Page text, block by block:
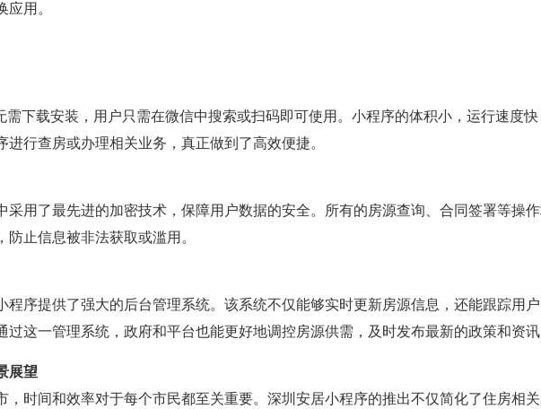
用。
需下载安装，用户只需在微信中搜索或扫码即可使用。小程序的体积小，运行速度
行查房或办理相关业务，真正做到了高效便捷。
采用了最先进的加密技术，保障用户数据的安全。所有的房源查询、合同签署等操
止信息被非法获取或滥用。
程序提供了强大的后台管理系统。该系统不仅能够实时更新房源信息，还能跟踪用
这一管理系统，政府和平台也能更好地调控房源供需，及时发布最新的政策和资讯
展望
，时间和效率对于每个市民都至关重要。深圳安居小程序的推出不仅简化了住房相